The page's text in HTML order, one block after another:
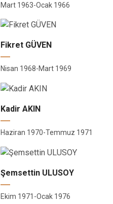
Mart 1963-Ocak 1966
Fikret GÜVEN
Nisan 1968-Mart 1969
Kadir AKIN
Haziran 1970-Temmuz 1971
Şemsettin ULUSOY
Ekim 1971-Ocak 1976